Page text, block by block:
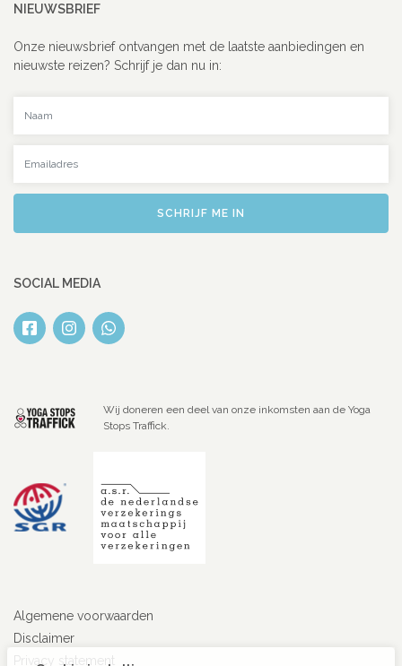
NIEUWSBRIEF
Onze nieuwsbrief ontvangen met de laatste aanbiedingen en
nieuwste reizen? Schrijf je dan nu in:
SCHRIJF ME IN
SOCIAL MEDIA
Wij doneren een deel van onze inkomsten aan de Yoga
Stops Traffick.
Algemene voorwaarden
Disclaimer
Privacy statement